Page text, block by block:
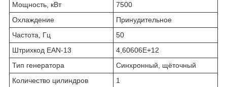
Мощность, кВт
7500
Охлаждение
Принудительное
Частота, Гц
50
Штрихкод EAN-13
4,60606E+12
Тип генератора
Синхронный, щёточный
Количество цилиндров
1